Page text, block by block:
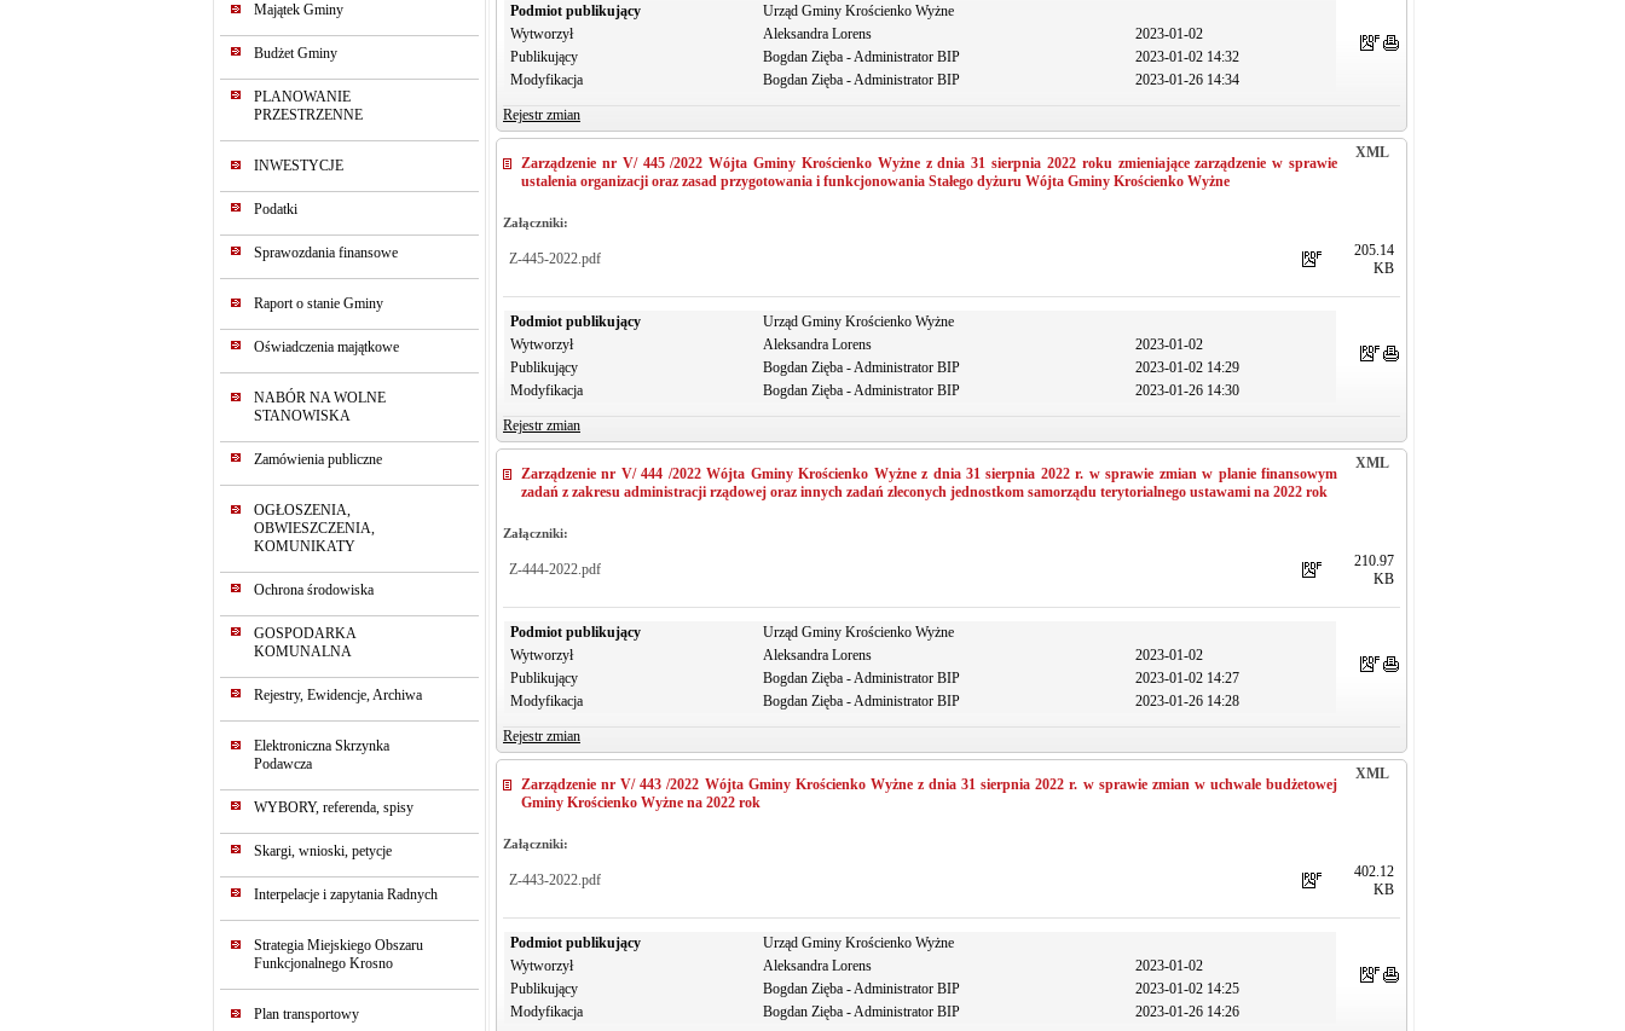
Majątek Gminy
Budżet Gminy
PLANOWANIE
PRZESTRZENNE
INWESTYCJE
Podatki
Sprawozdania finansowe
Raport o stanie Gminy
Oświadczenia majątkowe
NABÓR NA WOLNE
STANOWISKA
Zamówienia publiczne
OGŁOSZENIA,
OBWIESZCZENIA,
KOMUNIKATY
Ochrona środowiska
GOSPODARKA
KOMUNALNA
Rejestry, Ewidencje, Archiwa
Elektroniczna Skrzynka
Podawcza
WYBORY, referenda, spisy
Skargi, wnioski, petycje
Interpelacje i zapytania Radnych
Strategia Miejskiego Obszaru
Funkcjonalnego Krosno
Plan transportowy
Podmiot publikujący
Urząd Gminy Krościenko Wyżne
Wytworzył
Aleksandra Lorens
2023-01-02
Publikujący
Bogdan Zięba - Administrator BIP
2023-01-02 14:32
Modyfikacja
Bogdan Zięba - Administrator BIP 2023-01-26 14:34
Rejestr zmian
XML
Zarządzenie nr V/ 445 /2022 Wójta Gminy Krościenko Wyżne z dnia 31 sierpnia 2022 roku zmieniające zarządzenie w sprawie
ustalenia organizacji oraz zasad przygotowania i funkcjonowania Stałego dyżuru Wójta Gminy Krościenko Wyżne
Załączniki:
Z-445-2022.pdf
205.14
KB
Podmiot publikujący
Urząd Gminy Krościenko Wyżne
Wytworzył
Aleksandra Lorens
2023-01-02
Publikujący
Bogdan Zięba - Administrator BIP
2023-01-02 14:29
Modyfikacja
Bogdan Zięba - Administrator BIP 2023-01-26 14:30
Rejestr zmian
XML
Zarządzenie nr V/ 444 /2022 Wójta Gminy Krościenko Wyżne z dnia 31 sierpnia 2022 r. w sprawie zmian w planie finansowym
zadań z zakresu administracji rządowej oraz innych zadań zleconych jednostkom samorządu terytorialnego ustawami na 2022 rok
Załączniki:
Z-444-2022.pdf
210.97
KB
Podmiot publikujący
Urząd Gminy Krościenko Wyżne
Wytworzył
Aleksandra Lorens
2023-01-02
Publikujący
Bogdan Zięba - Administrator BIP
2023-01-02 14:27
Modyfikacja
Bogdan Zięba - Administrator BIP 2023-01-26 14:28
Rejestr zmian
XML
Zarządzenie nr V/ 443 /2022 Wójta Gminy Krościenko Wyżne z dnia 31 sierpnia 2022 r. w sprawie zmian w uchwale budżetowej
Gminy Krościenko Wyżne na 2022 rok
Załączniki:
Z-443-2022.pdf
402.12
KB
Podmiot publikujący
Urząd Gminy Krościenko Wyżne
Wytworzył
Aleksandra Lorens
2023-01-02
Publikujący
Bogdan Zięba - Administrator BIP
2023-01-02 14:25
Modyfikacja
Bogdan Zięba - Administrator BIP 2023-01-26 14:26